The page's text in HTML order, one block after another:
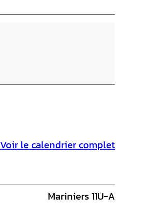
Voir le calendrier complet
Mariniers 11U-A